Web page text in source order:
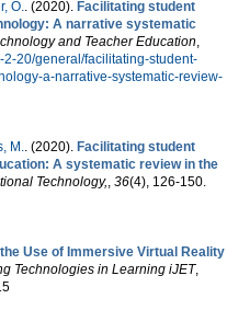
O.. (2020). Facilitating student
A narrative systematic
and Teacher Education,
20/general/facilitating-student-
a-narrative-systematic-review-
M.. (2020). Facilitating student
A systematic review in the
Technology,, 36(4), 126-150.
Use of Immersive Virtual Reality
Technologies in Learning iJET,